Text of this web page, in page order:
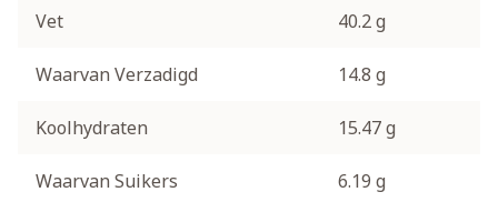
Vet 40.2 g
Waarvan Verzadigd 14.8 g
Koolhydraten 15.47 g
Waarvan Suikers 6.19 g